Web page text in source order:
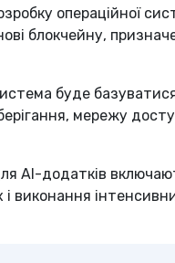
операційної
блокчейну,
буде
мережу
AI-додатків
і виконання